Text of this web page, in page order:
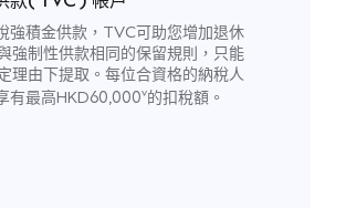
強積金供款，TVC可助您增加退休
強制性供款相同的保留規則，只能
理由下提取。每位合資格的納稅人
有最高HKD60,000v的扣稅額。